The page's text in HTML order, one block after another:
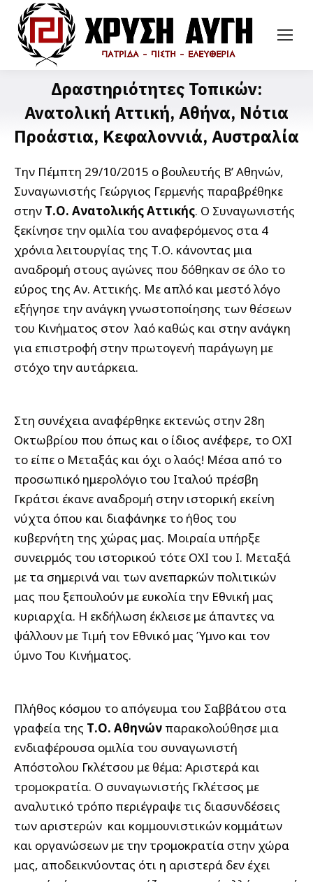
Δραστηριότητες Τοπικών:
Ανατολική Αττική, Αθήνα, Νότια
Προάστια, Κεφαλοννιά, Αυστραλία
Την Πέμπτη 29/10/2015 ο βουλευτής Β’ Αθηνών,
Συναγωνιστής Γεώργιος Γερμενής παραβρέθηκε
στην Τ.Ο. Ανατολικής Αττικής. Ο Συναγωνιστής
ξεκίνησε την ομιλία του αναφερόμενος στα 4
χρόνια λειτουργίας της Τ.Ο. κάνοντας μια
αναδρομή στους αγώνες που δόθηκαν σε όλο το
εύρος της Αν. Αττικής. Με απλό και μεστό λόγο
εξήγησε την ανάγκη γνωστοποίησης των θέσεων
του Κινήματος στον λαό καθώς και στην ανάγκη
για επιστροφή στην πρωτογενή παράγωγη με
στόχο την αυτάρκεια.
Στη συνέχεια αναφέρθηκε εκτενώς στην 28η
Οκτωβρίου που όπως και ο ίδιος ανέφερε, το ΟΧΙ
το είπε ο Μεταξάς και όχι ο λαός! Μέσα από το
προσωπικό ημερολόγιο του Ιταλού πρέσβη
Γκράτσι έκανε αναδρομή στην ιστορική εκείνη
νύχτα όπου και διαφάνηκε το ήθος του
κυβερνήτη της χώρας μας. Μοιραία υπήρξε
συνειρμός του ιστορικού τότε ΟΧΙ του Ι. Μεταξά
με τα σημερινά ναι των ανεπαρκών πολιτικών
μας που ξεπουλούν με ευκολία την Εθνική μας
κυριαρχία. Η εκδήλωση έκλεισε με άπαντες να
ψάλλουν με Τιμή τον Εθνικό μας Ύμνο και τον
ύμνο Του Κινήματος.
Πλήθος κόσμου το απόγευμα του Σαββάτου στα
γραφεία της Τ.Ο. Αθηνών παρακολούθησε μια
ενδιαφέρουσα ομιλία του συναγωνιστή
Απόστολου Γκλέτσου με θέμα: Αριστερά και
τρομοκρατία. Ο συναγωνιστής Γκλέτσος με
αναλυτικό τρόπο περιέγραψε τις διασυνδέσεις
των αριστερών και κομμουνιστικών κομμάτων
και οργανώσεων με την τρομοκρατία στην χώρα
μας, αποδεικνύοντας ότι η αριστερά δεν έχει